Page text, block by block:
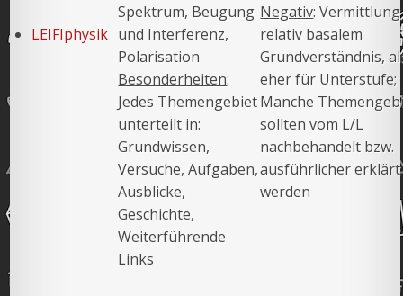
LEIFIphysik
Spektrum, Beugung
und Interferenz,
Polarisation
Besonderheiten:
Jedes Themengebiet
unterteilt in:
Grundwissen,
Versuche, Aufgaben,
Ausblicke,
Geschichte,
Weiterführende
Links
Negativ:
relativ basalem
Grundverständnis,
eher für Unterstufe;
Manche
sollten vom L/L
nachbehandelt bzw.
ausführlicher erklärt
werden